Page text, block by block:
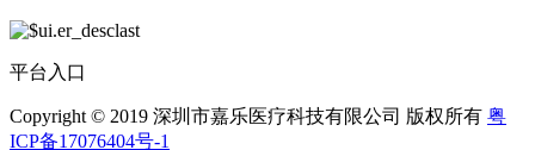
平台入口
Copyright © 2019 深圳市嘉乐医疗科技有限公司 版权所有 粤
ICP备17076404号-1